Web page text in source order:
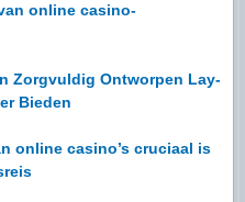
online casino-
Zorgvuldig Ontworpen Lay-
Bieden
online casino’s cruciaal is